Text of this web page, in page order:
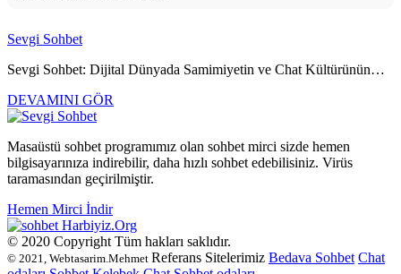
Sevgi Sohbet
Sevgi Sohbet: Dijital Dünyada Samimiyetin ve Chat Kültürünün…
DEVAMINI GÖR
Masaüstü sohbet programımız olan sohbet mirci sizde hemen
bilgisayarınıza indirebilir, daha hızlı sohbet edebilisiniz. Virüs
taramasından geçirilmiştir.
Hemen Mirci İndir
Harbiyiz.Org
© 2020 Copyright Tüm hakları saklıdır.
© 2021, Webtasarim.Mehmet Referans Sitelerimiz Bedava Sohbet Chat